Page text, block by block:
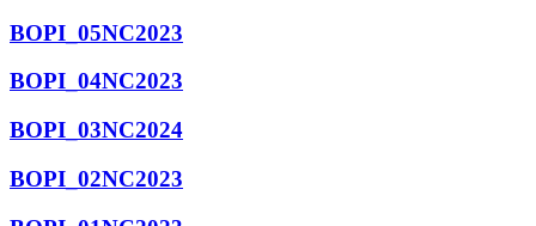
BOPI_05NC2023
BOPI_04NC2023
BOPI_03NC2024
BOPI_02NC2023